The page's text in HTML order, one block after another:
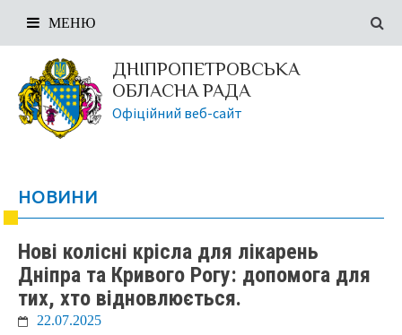
ДНІПРОПЕТРОВСЬКА
ОБЛАСНА РАДА
Офіційний веб-сайт
МЕНЮ
НОВИНИ
Нові колісні крісла для лікарень
Дніпра та Кривого Рогу: допомога для
тих, хто відновлюється.
22.07.2025